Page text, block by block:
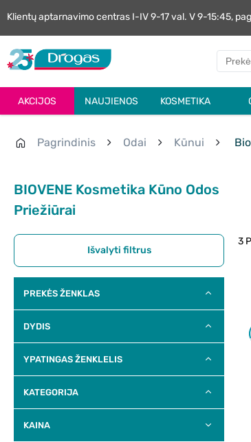
Klientų aptarnavimo centras I-IV 9-17 val. V 9-15:45,
AKCIJOS NAUJIENOS KOSMETIKA
Pagrindinis Odai Kūnui
BIOVENE Kosmetika Kūno Odos
Priežiūrai
Išvalyti filtrus
PREKĖS ŽENKLAS
DYDIS
YPATINGAS ŽENKLELIS
KATEGORIJA
KAINA
3